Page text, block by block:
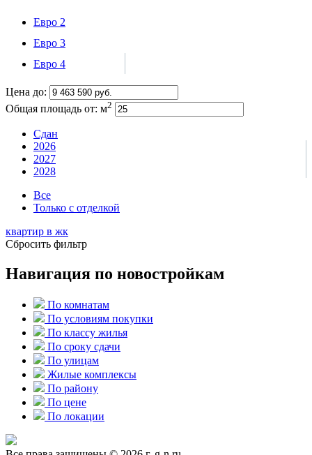
Евро 2
Евро 3
Евро 4
Цена до:
Общая площадь от: м2
Сдан
2026
2027
2028
Все
Только с отделкой
квартир в жк
Сбросить фильтр
Навигация по новостройкам
По комнатам
По условиям покупки
По классу жилья
По сроку сдачи
По улицам
Жилые комплексы
По району
По цене
По локации